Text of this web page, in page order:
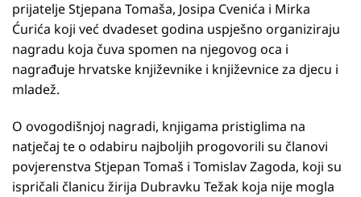
prijatelje Stjepana Tomaša, Josipa Cvenića i Mirka
Ćurića koji već dvadeset godina uspješno organiziraju
nagradu koja čuva spomen na njegovog oca i
nagrađuje hrvatske književnike i književnice za djecu i
mladež.
O ovogodišnjoj nagradi, knjigama pristiglima na
natječaj te o odabiru najboljih progovorili su članovi
povjerenstva Stjepan Tomaš i Tomislav Zagoda, koji su
ispričali članicu žirija Dubravku Težak koja nije mogla